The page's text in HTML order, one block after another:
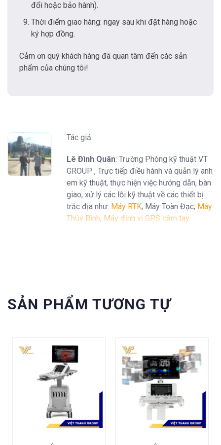
đổi hoặc bảo hành).
Thời điểm giao hàng: ngay sau khi đặt hàng hoặc
ký hợp đồng.
Cảm ơn quý khách hàng đã quan tâm đến các sản
phẩm của chúng tôi!
Tác giả
Lê Đình Quân: Trường Phòng kỹ thuật VT
GROUP , Trực tiếp điều hành và quản lý anh
em kỹ thuật, thực hiện việc hướng dẫn, bàn
giao, xử lý các lỗi kỹ thuật về các thiết bị
trắc địa như: Máy RTK, Máy Toàn Đạc, Máy
Thủy Bình, Máy định vị GPS cầm tay
SẢN PHẨM TƯƠNG TỰ